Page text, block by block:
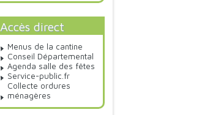
Accès direct
Menus de la cantine
Conseil Départemental
Agenda salle des fêtes
Service-public.fr
Collecte ordures
ménagères